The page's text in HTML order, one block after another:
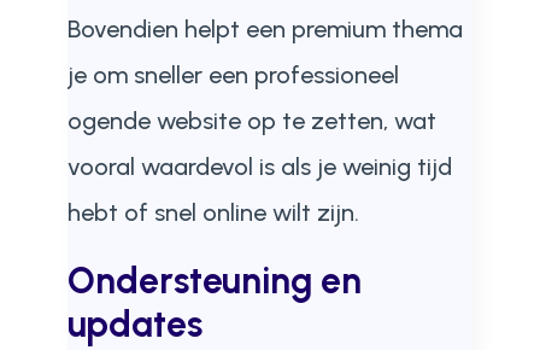
Bovendien helpt een premium thema
je om sneller een professioneel
ogende website op te zetten, wat
vooral waardevol is als je weinig tijd
hebt of snel online wilt zijn.
Ondersteuning en
updates